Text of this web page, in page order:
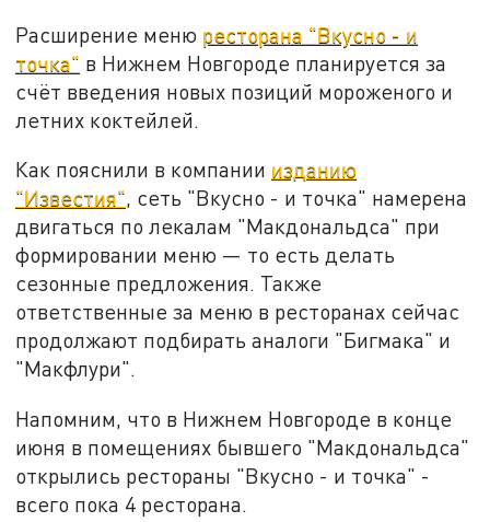
Расширение меню ресторана "Вкусно - и
точка" в Нижнем Новгороде планируется за
счёт введения новых позиций мороженого и
летних коктейлей.
Как пояснили в компании изданию
"Известия", сеть "Вкусно - и точка" намерена
двигаться по лекалам "Макдональдса" при
формировании меню — то есть делать
сезонные предложения. Также
ответственные за меню в ресторанах сейчас
продолжают подбирать аналоги "Бигмака" и
"Макфлури".
Напомним, что в Нижнем Новгороде в конце
июня в помещениях бывшего "Макдональдса"
открылись рестораны "Вкусно - и точка" -
всего пока 4 ресторана.